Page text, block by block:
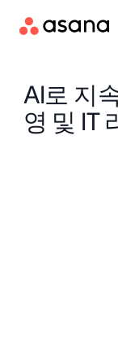
AI로 지
영 및 IT